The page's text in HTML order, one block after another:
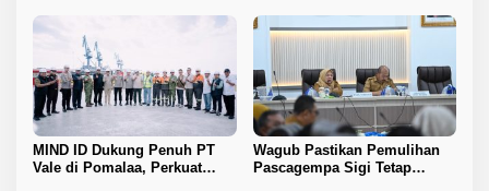
MIND ID Dukung Penuh PT
Vale di Pomalaa, Perkuat
Wagub Pastikan Pemulihan
Pascagempa Sigi Tetap